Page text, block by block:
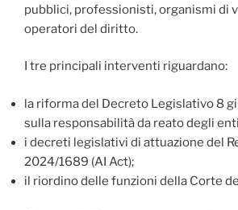
pubblici, professionisti, organismi di
operatori del diritto.
I tre principali interventi riguardano:
la riforma del Decreto Legislativo 8
sulla responsabilità da reato degli
i decreti legislativi di attuazione del
2024/1689 (AI Act);
il riordino delle funzioni della Corte